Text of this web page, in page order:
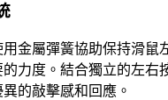
金屬彈簧協助保持滑鼠
力度。結合獨立的左右
的敲擊感和回應。